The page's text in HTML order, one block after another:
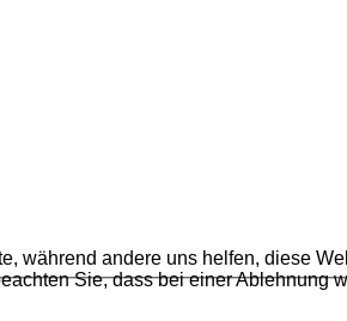
während andere uns helfen, diese
Sie, dass bei einer Ablehnung